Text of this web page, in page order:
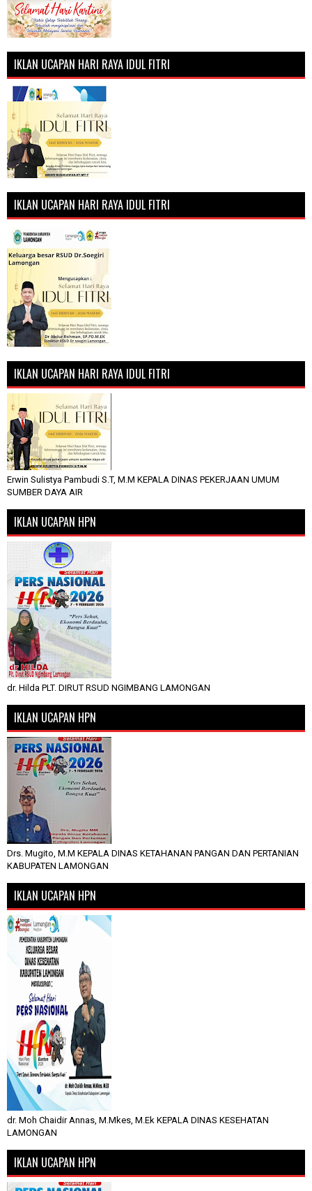
IKLAN UCAPAN HARI RAYA IDUL FITRI
IKLAN UCAPAN HARI RAYA IDUL FITRI
IKLAN UCAPAN HARI RAYA IDUL FITRI
Erwin Sulistya Pambudi S.T, M.M KEPALA DINAS PEKERJAAN UMUM
SUMBER DAYA AIR
IKLAN UCAPAN HPN
dr. Hilda PLT. DIRUT RSUD NGIMBANG LAMONGAN
IKLAN UCAPAN HPN
Drs. Mugito, M.M KEPALA DINAS KETAHANAN PANGAN DAN PERTANIAN
KABUPATEN LAMONGAN
IKLAN UCAPAN HPN
dr. Moh Chaidir Annas, M.Mkes, M.Ek KEPALA DINAS KESEHATAN
LAMONGAN
IKLAN UCAPAN HPN